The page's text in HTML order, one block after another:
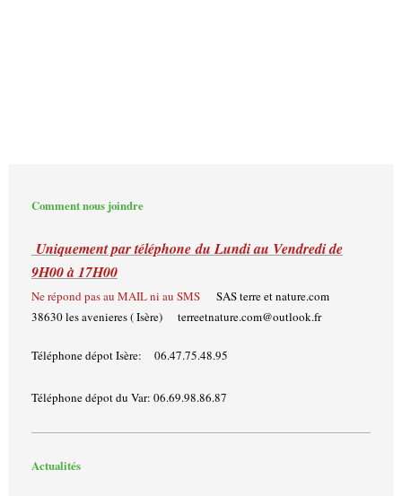
Comment nous joindre
Uniquement par téléphone du Lundi au Vendredi de
9H00 à 17H00
Ne répond pas au MAIL ni au SMS
SAS terre et nature.com
38630 les avenieres ( Isère) terreetnature.com@outlook.fr
Téléphone dépot Isère: 06.47.75.48.95
Téléphone dépot du Var: 06.69.98.86.87
Actualités